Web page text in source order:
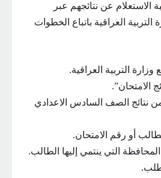
الاستعلام عن نتائجهم عبر
العراقية باتباع الخطوات
التربية العراقية.
الامتحان”.
نتائج الصف السادس الاعدادي
أو رقم الامتحان.
التي ينتمي إليها الطالب.